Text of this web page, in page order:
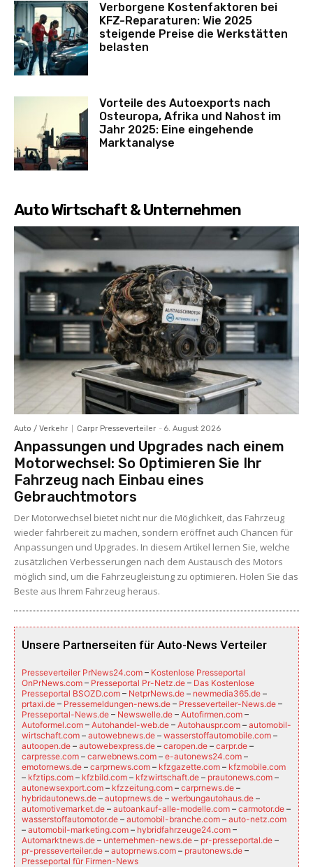
Verborgene Kostenfaktoren bei
KFZ-Reparaturen: Wie 2025
steigende Preise die Werkstätten
belasten
Vorteile des Autoexports nach
Osteuropa, Afrika und Nahost im
Jahr 2025: Eine eingehende
Marktanalyse
Auto Wirtschaft & Unternehmen
Auto / Verkehr Carpr Presseverteiler - 6. August 2026
Anpassungen und Upgrades nach einem
Motorwechsel: So Optimieren Sie Ihr
Fahrzeug nach Einbau eines
Gebrauchtmotors
Der Motorwechsel bietet nicht nur die Möglichkeit, das Fahrzeug
wieder fahrbereit zu machen, sondern eröffnet auch Chancen für
Anpassungen und Upgrades. In diesem Artikel lernen Sie, welche
zusätzlichen Verbesserungen nach dem Austausch des Motors
möglich sind, um die Fahrzeugleistung zu optimieren. Holen Sie das
Beste aus Ihrem Fahrzeug heraus.
Unsere Partnerseiten für Auto-News Verteiler
Presseverteiler PrNews24.com – Kostenlose Presseportal
OnPrNews.com – Presseportal Pr-Netz.de – Das Kostenlose
Presseportal BSOZD.com – NetprNews.de – newmedia365.de –
prtaxi.de – Pressemeldungen-news.de – Presseverteiler-News.de –
Presseportal-News.de – Newswelle.de – Autofirmen.com –
Autoformel.com – Autohandel-web.de – Autohauspr.com – automobil-
wirtschaft.com – autowebnews.de – wasserstoffautomobile.com –
autoopen.de – autowebexpress.de – caropen.de – carpr.de –
carpresse.com – carwebnews.com – e-autonews24.com –
emotornews.de – carprnews.com – kfzgazette.com – kfzmobile.com
– kfztips.com – kfzbild.com – kfzwirtschaft.de – prautonews.com –
autonewsexport.com – kfzzeitung.com – carprnews.de –
hybridautonews.de – autoprnews.de – werbungautohaus.de –
automotivemarket.de – autoankauf-alle-modelle.com – carmotor.de –
wasserstoffautomotor.de – automobil-branche.com – auto-netz.com
– automobil-marketing.com – hybridfahrzeuge24.com –
Automarktnews.de – unternehmen-news.de – pr-presseportal.de –
pr-presseverteiler.de – autoprnews.com – prautonews.de –
Presseportal für Firmen-News